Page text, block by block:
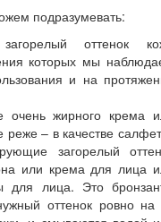
подразумевать:
оттенок
которых мы
и на
очень жирного крема
– в качестве
загорелый
или крема для лица
для лица. Это
оттенок ровно на